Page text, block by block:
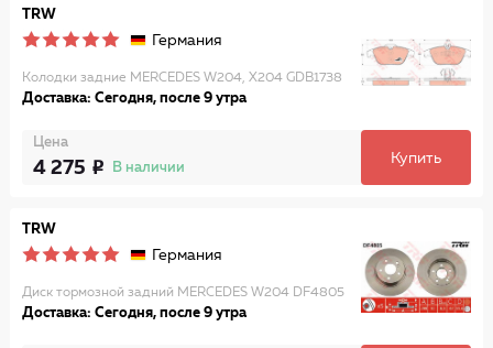
TRW
Германия
Колодки задние MERCEDES W204, X204 GDB1738
Доставка: Сегодня, после 9 утра
Цена
4 275 В наличии
Купить
TRW
Германия
Диск тормозной задний MERCEDES W204 DF4805
Доставка: Сегодня, после 9 утра